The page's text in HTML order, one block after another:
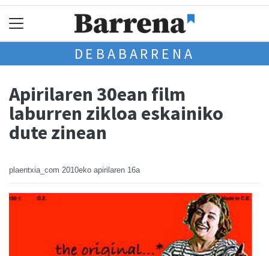
DEBABARRENA
Apirilaren 30ean film
laburren zikloa eskainiko
dute zinean
plaentxia_com 2010eko apirilaren 16a